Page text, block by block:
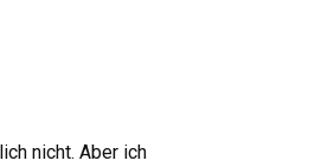
nicht. Aber ich